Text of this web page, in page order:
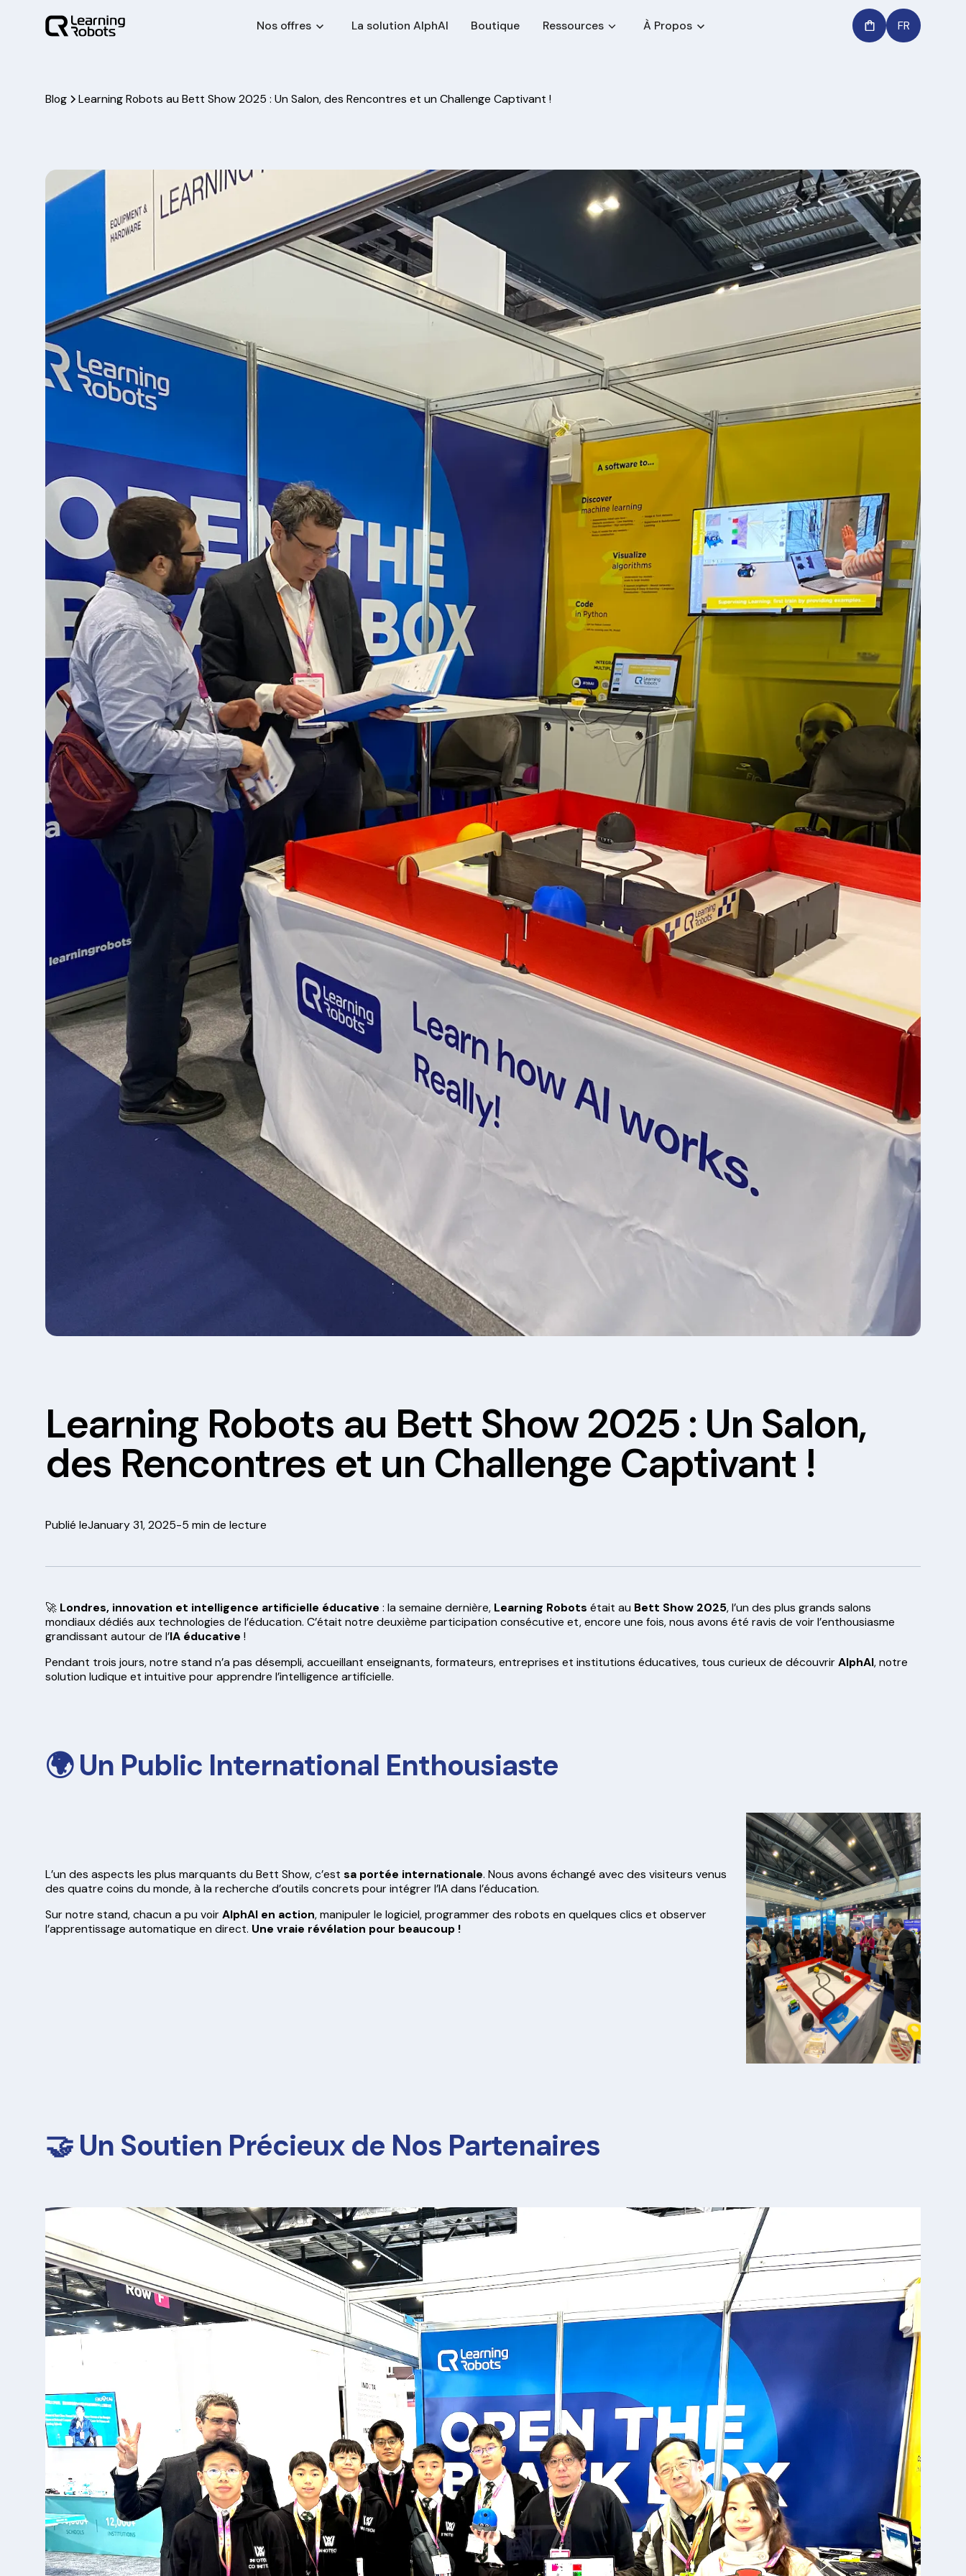
Nos offres La solution AlphAI Boutique Ressources À Propos FR
Blog Learning Robots au Bett Show 2025 : Un Salon, des Rencontres et un Challenge Captivant !
Learning Robots au Bett Show 2025 : Un Salon,
des Rencontres et un Challenge Captivant !
Publié leJanuary 31, 2025-5 min de lecture
🚀 Londres, innovation et intelligence artificielle éducative : la semaine dernière, Learning Robots était au Bett Show 2025, l’un des plus grands salons
mondiaux dédiés aux technologies de l’éducation. C’était notre deuxième participation consécutive et, encore une fois, nous avons été ravis de voir l’enthousiasme
grandissant autour de l’IA éducative !
Pendant trois jours, notre stand n’a pas désempli, accueillant enseignants, formateurs, entreprises et institutions éducatives, tous curieux de découvrirAlphAI, notre
solution ludique et intuitive pour apprendre l’intelligence artificielle.
🌍 Un Public International Enthousiaste
L’un des aspects les plus marquants du Bett Show, c’estsa portée internationale. Nous avons échangé avec des visiteurs venus
des quatre coins du monde, à la recherche d’outils concrets pour intégrer l’IA dans l’éducation.
Sur notre stand, chacun a pu voirAlphAI en action, manipuler le logiciel, programmer des robots en quelques clics et observer
l’apprentissage automatique en direct. Une vraie révélation pour beaucoup !
🤝 Un Soutien Précieux de Nos Partenaires